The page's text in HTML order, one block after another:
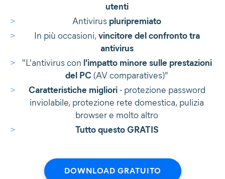
utenti
Antivirus pluripremiato
In più occasioni,vincitore del confronto tra
antivirus
"L'antivirus con l'impatto minore sulle prestazioni
del PC(AV comparatives)"
Caratteristiche migliori- protezione password
inviolabile, protezione rete domestica, pulizia
browser e molto altro
Tutto questo GRATIS
DOWNLOAD GRATUITO